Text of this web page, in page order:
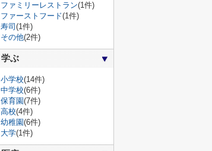
ファミリーレストラン(1件)
ファーストフード(1件)
寿司 (1件)
その他(2件)
学ぶ
小学校(14件)
中学校(6件)
保育園(7件)
高校(4件)
幼稚園(6件)
大学(1件)